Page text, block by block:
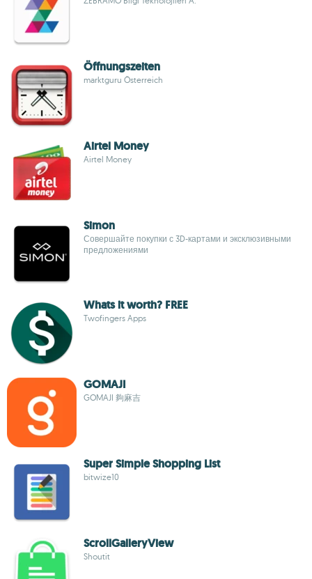
Öffnungszeiten
marktguru Österreich
Airtel Money
Airtel Money
Simon
Совершайте покупки с 3D-картами и эксклюзивными
предложениями
Whats it worth? FREE
Twofingers Apps
GOMAJI
GOMAJI 夠麻吉
Super Simple Shopping List
bitwize10
ScrollGalleryView
Shoutit